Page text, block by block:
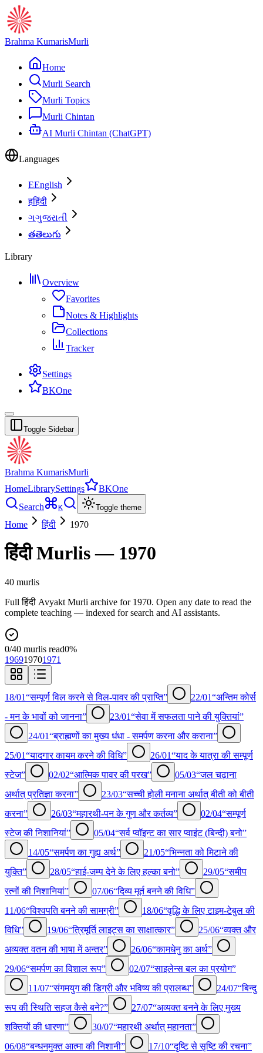
Brahma KumarisMurli
Home
Murli Search
Murli Topics
Murli Chintan
AI Murli Chintan (ChatGPT)
Languages
EEnglish
हहिंदी
ગગુજરાતી
తతెలుగు
Library
Overview
Favorites
Notes & Highlights
Collections
Tracker
Settings
BKOne
Toggle Sidebar
Brahma KumarisMurli
HomeLibrarySettings
BKOne
Search
K Toggle theme
Home हिंदी 1970
हिंदीMurlis — 1970
40 murlis
Fullहिंदी Avyakt Murli archive for 1970. Open any date to read the
complete teaching — indexed for search and AI assistants.
0/40 murlis read0%
196919701971
18/01“सम्पूर्ण विल करने से विल-पावर की प्राप्ति” 22/01“अन्तिम कोर्स
- मन के भावों को जानना”
23/01“सेवा में सफलता पाने की युक्तियां”
24/01“ब्राह्मणों का मुख्य धंधा - समर्पण करना और कराना”
25/01“यादगार कायम करने की विधि” 26/01“याद के यात्रा की सम्पूर्ण
स्टेज”
02/02“आत्मिक पावर की परख” 05/03“जल चढ़ाना
अर्थात् प्रतिज्ञा करना”
23/03“सच्ची होली मनाना अर्थात् बीती को बीती
करना”
26/03“महारथी-पन के गुण और कर्तव्य” 02/04“सम्पूर्ण
स्टेज की निशानियां”
05/04“सर्व प्वॉइन्ट का सार प्वाइंट (बिन्दी) बनो”
14/05“समर्पण का गुह्य अर्थ” 21/05“भिन्नता को मिटाने की
युक्ति”
28/05“हाई-जम्प देने के लिए हल्का बनो” 29/05“समीप
रत्नों की निशानियां”
07/06“दिव्य मूर्त बनने की विधि”
11/06“विश्वपति बनने की सामग्री” 18/06“वृद्धि के लिए टाइम-टेबुल की
विधि”
19/06“त्रिमूर्ति लाइट्स का साक्षात्कार” 25/06“व्यक्त और
अव्यक्त वतन की भाषा में अन्तर”
26/06“कामधेनु का अर्थ”
29/06“समर्पण का विशाल रूप” 02/07“साइलेन्स बल का प्रयोग”
11/07“संगमयुग की डिग्री और भविष्य की प्रालब्ध” 24/07“बिन्दु
रूप की स्थिति सहज कैसे बने?”
27/07“अव्यक्त बनने के लिए मुख्य
शक्तियों की धारणा”
30/07“महारथी अर्थात् महानता”
06/08“बन्धनमुक्त आत्मा की निशानी” 17/10“दृष्टि से सृष्टि की रचना”